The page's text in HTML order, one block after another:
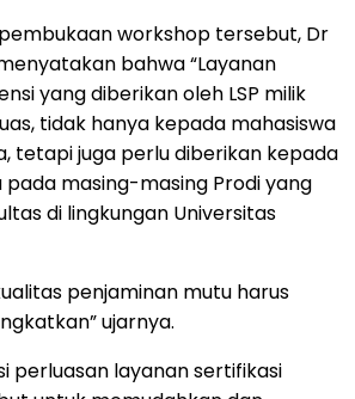
workshop tersebut, Dr
bahwa “Layanan
yang diberikan oleh LSP milik
tidak hanya kepada mahasiswa
tetapi juga perlu diberikan kepada
pada masing-masing Prodi yang
di lingkungan Universitas
penjaminan mutu harus
ujarnya.
perluasan layanan sertifikasi